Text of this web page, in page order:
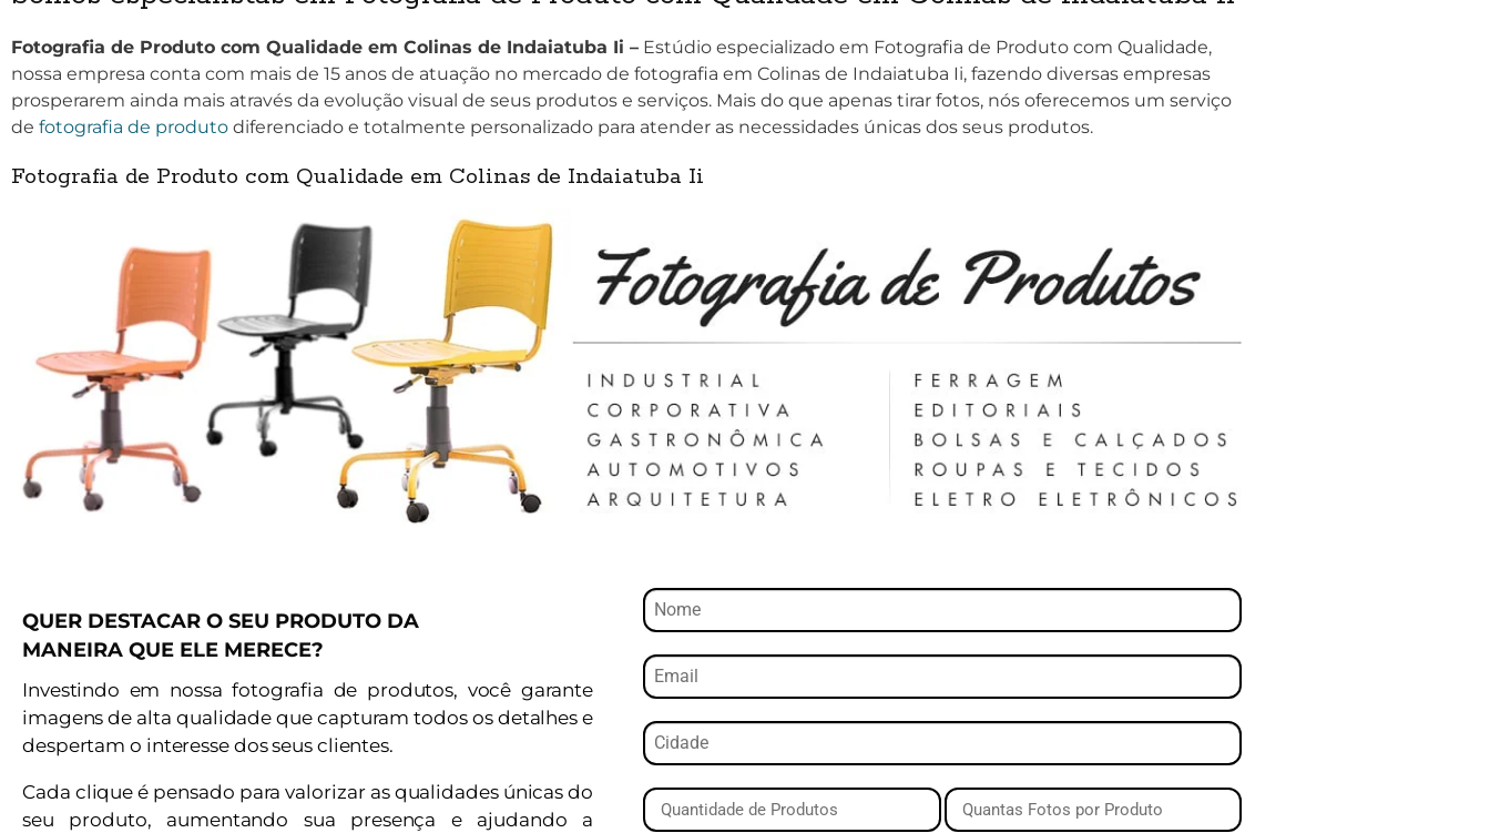
Fotografia de Produto com Qualidade em Colinas de Indaiatuba Ii – Estúdio especializado em Fotografia de Produto com Qualidade,
nossa empresa conta com mais de 15 anos de atuação no mercado de fotografia em Colinas de Indaiatuba Ii, fazendo diversas empresas
prosperarem ainda mais através da evolução visual de seus produtos e serviços. Mais do que apenas tirar fotos, nós oferecemos um serviço
de fotografia de produto diferenciado e totalmente personalizado para atender as necessidades únicas dos seus produtos.
Fotografia de Produto com Qualidade em Colinas de Indaiatuba Ii
QUER DESTACAR O SEU PRODUTO DA
MANEIRA QUE ELE MERECE?
Investindo em nossa fotografia de produtos, você garante
imagens de alta qualidade que capturam todos os detalhes e
despertam o interesse dos seus clientes.
Cada clique é pensado para valorizar as qualidades únicas do
seu produto, aumentando sua presença e ajudando a